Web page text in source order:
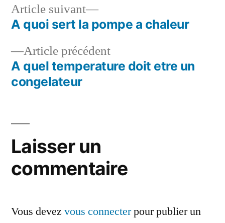
Navigation
de
l’article
Article précédentArticle
précédent :
A quel temperature doit etre un
congelateur
Article suivant
Article
suivant :
A quoi sert la pompe a chaleur
Laisser un
commentaire
Vous devez vous connecterpour publier un